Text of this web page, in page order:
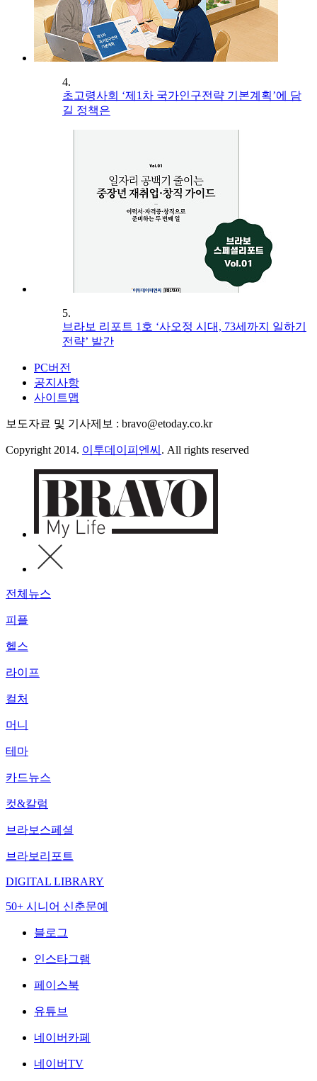
4.
초고령사회 ‘제1차 국가인구전략 기본계획’에 담
길 정책은
5.
브라보 리포트 1호 ‘사오정 시대, 73세까지 일하기
전략’ 발간
PC버전
공지사항
사이트맵
보도자료 및 기사제보 : bravo@etoday.co.kr
Copyright 2014. 이투데이피엔씨 . All rights reserved
전체뉴스
피플
헬스
라이프
컬처
머니
테마
카드뉴스
컷&칼럼
브라보스페셜
브라보리포트
DIGITAL LIBRARY
50+ 시니어 신춘문예
블로그
인스타그램
페이스북
유튜브
네이버카페
네이버TV